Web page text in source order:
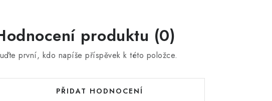
produktu (0)
první, kdo napíše příspěvek k této položce.
PŘIDAT HODNOCENÍ